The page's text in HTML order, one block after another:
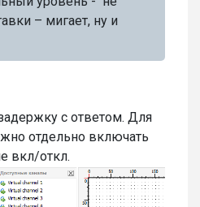
– мигает, ну и
с ответом. Для
отдельно включать
вкл/откл.